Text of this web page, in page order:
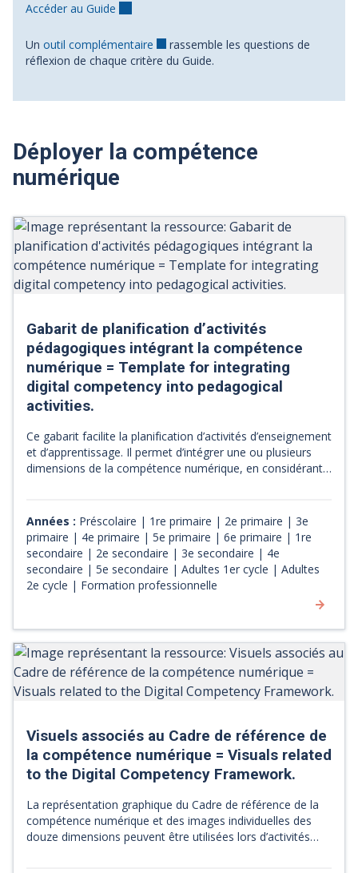
Accéder au Guide
Un outil complémentaire
rassemble les questions de
réflexion de chaque critère du Guide.
Déployer la compétence
numérique
Gabarit de planification d’activités
pédagogiques intégrant la compétence
numérique = Template for integrating
digital competency into pedagogical
activities.
Ce gabarit facilite la planification d’activités d’enseignement
et d’apprentissage. Il permet d’intégrer une ou plusieurs
dimensions de la compétence numérique, en considérant
facilitates the planning of teaching and learning activities. It
allows for the integration of one or more dimensions of
digital competency, while taking into account the eight
steps for planning an activity, for which a visual
representation is also provided.
Années : Préscolaire | 1re primaire | 2e primaire | 3e
primaire | 4e primaire | 5e primaire | 6e primaire | 1re
secondaire | 2e secondaire | 3e secondaire | 4e
secondaire | 5e secondaire | Adultes 1er cycle | Adultes
2e cycle | Formation professionnelle
Visuels associés au Cadre de référence de
la compétence numérique = Visuals related
to the Digital Competency Framework.
La représentation graphique du Cadre de référence de la
compétence numérique et des images individuelles des
douze dimensions peuvent être utilisées lors d’activités